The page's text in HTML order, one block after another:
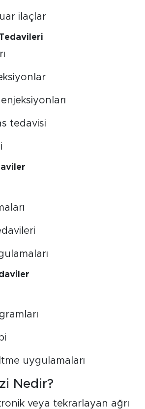
ilaçlar
tedavisi
uygulamaları
Nedir?
veya tekrarlayan ağrı